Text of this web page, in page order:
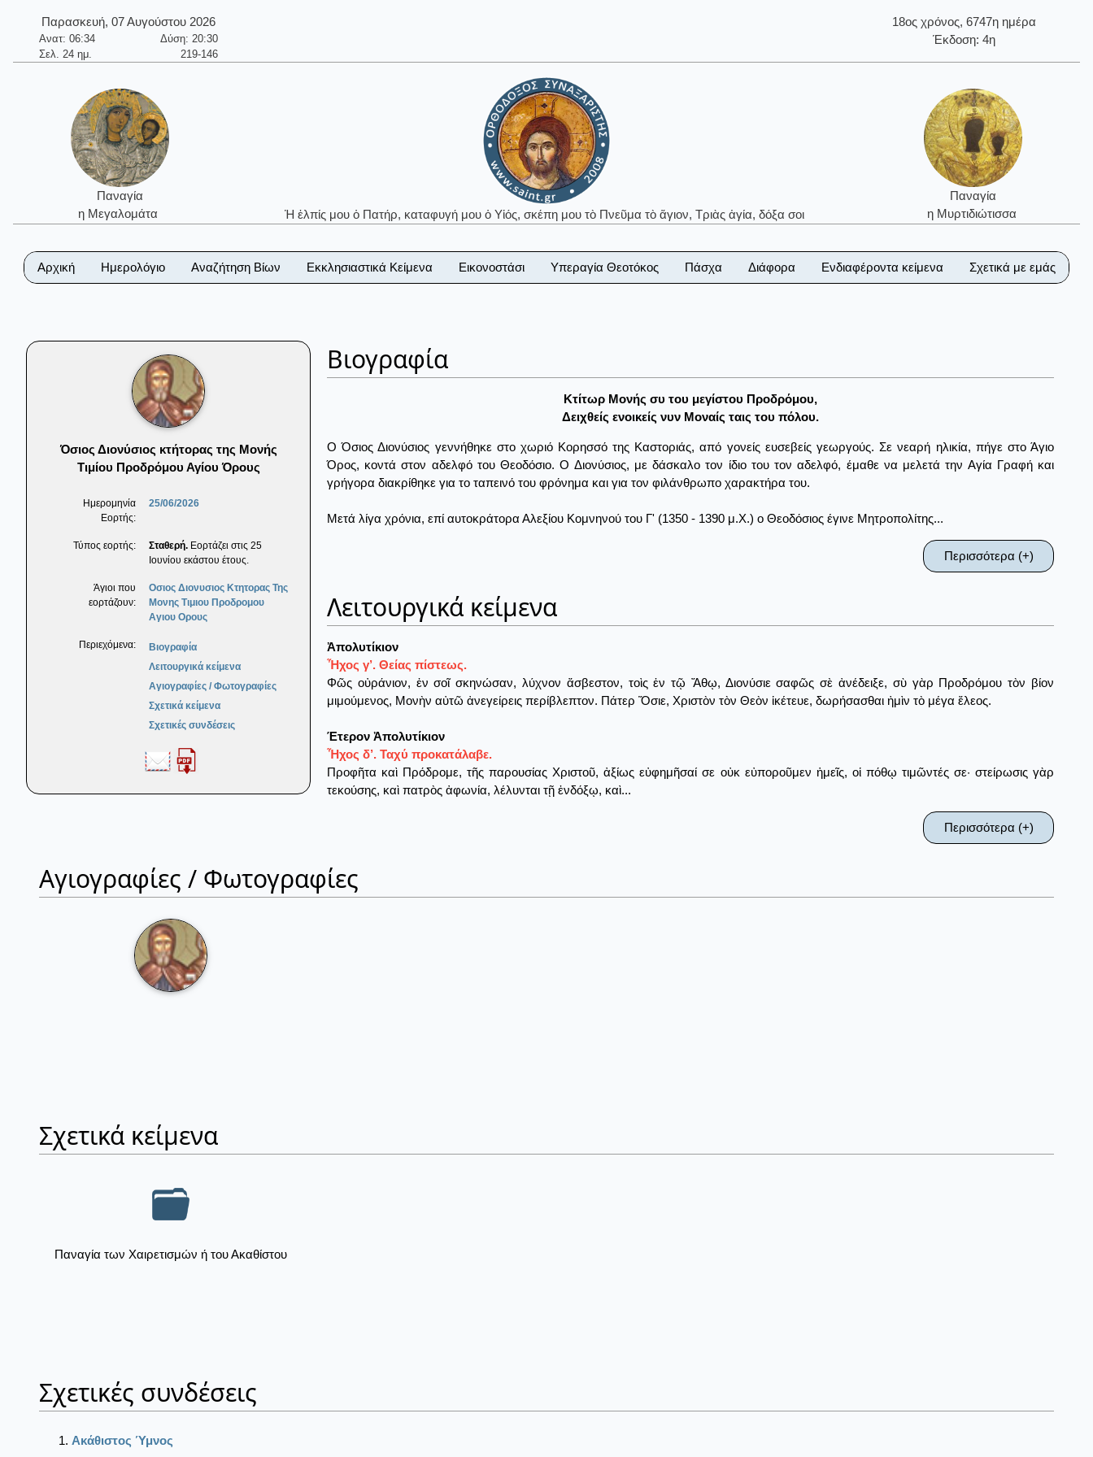
Παρασκευή, 07 Αυγούστου 2026
Ανατ: 06:34
Δύση: 20:30
Σελ. 24 ημ.
219-146
18ος χρόνος, 6747η ημέρα
Έκδοση: 4η
Παναγία
η Μεγαλομάτα
Ἡ ἐλπίς μου ὁ Πατήρ, καταφυγή μου ὁ Υἱός, σκέπη μου τὸ Πνεῦμα τὸ ἅγιον, Τριὰς ἁγία, δόξα σοι
Παναγία
η Μυρτιδιώτισσα
Αρχική Ημερολόγιο Αναζήτηση Βίων Εκκλησιαστικά Κείμενα Εικονοστάσι Υπεραγία Θεοτόκος Πάσχα Διάφορα Ενδιαφέροντα κείμενα Σχετικά με εμάς
Όσιος Διονύσιος κτήτορας της Μονής
Τιμίου Προδρόμου Αγίου Όρους
Ημερομηνία
Εορτής:
25/06/2026
Τύπος εορτής: Σταθερή. Εορτάζει στις 25
Ιουνίου εκάστου έτους.
Άγιοι που
εορτάζουν:
Οσιος Διονυσιος Κτητορας Της
Μονης Τιμιου Προδρομου
Αγιου Ορους
Περιεχόμενα:
Βιογραφία
Λειτουργικά κείμενα
Αγιογραφίες / Φωτογραφίες
Σχετικά κείμενα
Σχετικές συνδέσεις
Βιογραφία
Kτίτωρ Mονής συ του μεγίστου Προδρόμου,
Δειχθείς ενοικείς νυν Mοναίς ταις του πόλου.
Ο Όσιος Διονύσιος γεννήθηκε στο χωριό Κορησσό της Καστοριάς, από γονείς ευσεβείς γεωργούς. Σε νεαρή ηλικία, πήγε στο Άγιο
Όρος, κοντά στον αδελφό του Θεοδόσιο. Ο Διονύσιος, με δάσκαλο τον ίδιο του τον αδελφό, έμαθε να μελετά την Αγία Γραφή και
γρήγορα διακρίθηκε για το ταπεινό του φρόνημα και για τον φιλάνθρωπο χαρακτήρα του.
Μετά λίγα χρόνια, επί αυτοκράτορα Αλεξίου Κομνηνού του Γ' (1350 - 1390 μ.Χ.) ο Θεοδόσιος έγινε Μητροπολίτης...
Περισσότερα (+)
Λειτουργικά κείμενα
Ἀπολυτίκιον
Ἦχος γ’. Θείας πίστεως.
Φῶς οὐράνιον, ἐν σοῖ σκηνώσαν, λύχνον ἄσβεστον, τοὶς ἐν τῷ Ἄθῳ, Διονύσιε σαφῶς σὲ ἀνέδειξε, σὺ γὰρ Προδρόμου τὸν βίον
μιμούμενος, Μονὴν αὐτῶ ἀνεγείρεις περίβλεπτον. Πάτερ Ὅσιε, Χριστὸν τὸν Θεὸν ἱκέτευε, δωρήσασθαι ἠμὶν τὸ μέγα ἔλεος.
Έτερον Ἀπολυτίκιον
Ἦχος δ’. Ταχύ προκατάλαβε.
Προφῆτα καὶ Πρόδρομε, τῆς παρουσίας Χριστοῦ, ἀξίως εὐφημῆσαί σε οὐκ εὐποροῦμεν ἡμεῖς, οἱ πόθῳ τιμῶντές σε· στείρωσις γὰρ
τεκούσης, καὶ πατρὸς ἀφωνία, λέλυνται τῇ ἐνδόξῳ, καὶ...
Περισσότερα (+)
Αγιογραφίες / Φωτογραφίες
Σχετικά κείμενα
Παναγία των Χαιρετισμών ή του Ακαθίστου
Σχετικές συνδέσεις
Ακάθιστος Ύμνος